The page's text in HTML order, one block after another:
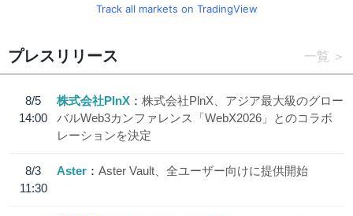
Track all markets on TradingView
プレスリリース 一覧
8/5
14:00
株式会社PlnX
株式会社PlnX、アジア最大級のグロー
バルWeb3カンファレンス「WebX2026」とのコラボ
レーションを決定
8/3
11:30
Aster Aster Vault、全ユーザー向けに提供開始